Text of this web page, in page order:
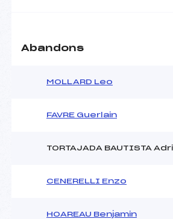
Abandons
MOLLARD Leo
FAVRE Guerlain
TORTAJADA BAUTISTA
CENERELLI Enzo
HOAREAU Benjamin